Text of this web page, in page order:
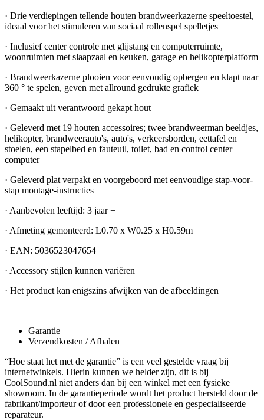
· Drie verdiepingen tellende houten brandweerkazerne speeltoestel,
ideaal voor het stimuleren van sociaal rollenspel spelletjes
· Inclusief center controle met glijstang en computerruimte,
woonruimten met slaapzaal en keuken, garage en helikopterplatform
· Brandweerkazerne plooien voor eenvoudig opbergen en klapt naar
360 ° te spelen, geven met allround gedrukte grafiek
· Gemaakt uit verantwoord gekapt hout
· Geleverd met 19 houten accessoires; twee brandweerman beeldjes,
helikopter, brandweerauto's, auto's, verkeersborden, eettafel en
stoelen, een stapelbed en fauteuil, toilet, bad en control center
computer
· Geleverd plat verpakt en voorgeboord met eenvoudige stap-voor-
stap montage-instructies
· Aanbevolen leeftijd: 3 jaar +
· Afmeting gemonteerd: L0.70 x W0.25 x H0.59m
· EAN: 5036523047654
· Accessory stijlen kunnen variëren
· Het product kan enigszins afwijken van de afbeeldingen
Garantie
Verzendkosten / Afhalen
“Hoe staat het met de garantie” is een veel gestelde vraag bij
internetwinkels. Hierin kunnen we helder zijn, dit is bij
CoolSound.nl niet anders dan bij een winkel met een fysieke
showroom. In de garantieperiode wordt het product hersteld door de
fabrikant/importeur of door een professionele en gespecialiseerde
reparateur.